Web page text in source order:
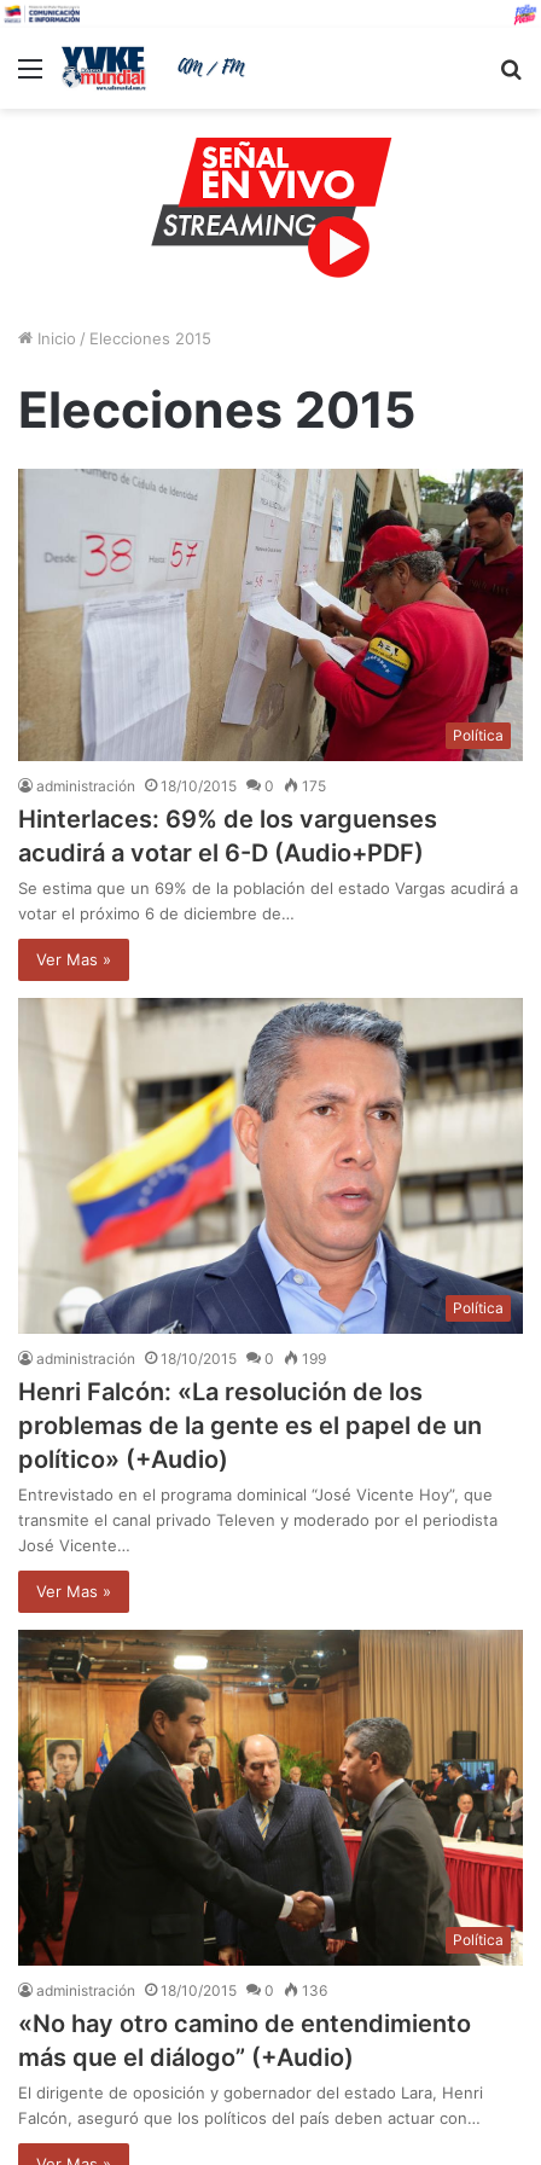
Menu
Inicio / Elecciones 2015
Elecciones 2015
Política
administración 18/10/2015 0 175
Hinterlaces: 69% de los varguenses
acudirá a votar el 6-D (Audio+PDF)
Se estima que un 69% de la población del estado Vargas acudirá a
votar el próximo 6 de diciembre de…
Ver Mas »
Política
administración 18/10/2015 0 199
Henri Falcón: «La resolución de los
problemas de la gente es el papel de un
político» (+Audio)
Entrevistado en el programa dominical “José Vicente Hoy”, que
transmite el canal privado Televen y moderado por el periodista
José Vicente…
Ver Mas »
Política
administración 18/10/2015 0 136
«No hay otro camino de entendimiento
más que el diálogo” (+Audio)
El dirigente de oposición y gobernador del estado Lara, Henri
Falcón, aseguró que los políticos del país deben actuar con…